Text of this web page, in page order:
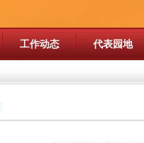
工作动态 代表园地